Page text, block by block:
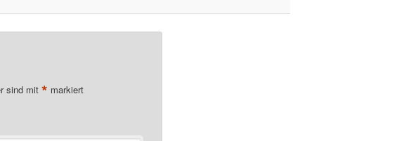
sind mit * markiert